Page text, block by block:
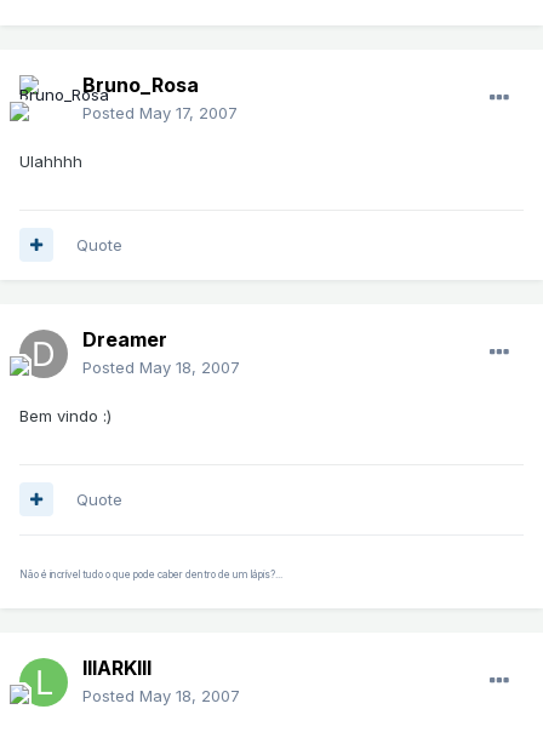
Bruno_Rosa
Posted May 17, 2007
Ulahhhh
Quote
Dreamer
Posted May 18, 2007
Bem vindo :)
Quote
Não é incrível tudo o que pode caber dentro de um lápis?...
lllARKlll
Posted May 18, 2007